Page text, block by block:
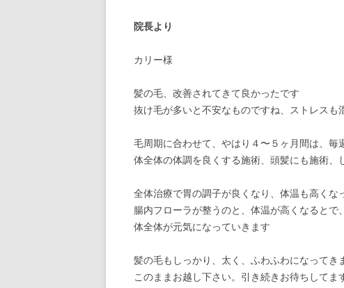
院長より
カリー様
髪の毛、改善されてきて良かったです
抜け毛が多いと不安なものですね、ストレスも
毛周期に合わせて、やはり４〜５ヶ月間は、毎
体全体の体調を良くする施術、頭髪にも施術、
全体治療で胃の調子が良くなり、体温も高くな
腸内フローラが整うのと、体温が高くなるとで
体全体が元気になっていきます
髪の毛もしっかり、太く、ふわふわになってき
このままお越し下さい。引き続きお待ちしてま